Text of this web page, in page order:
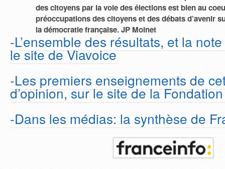
des citoyens par la voie des élections est bien au
préoccupations des citoyens et des débats d’avenir
la démocratie française. JP Moinet
-L’ensemble des résultats, et la
le site de Viavoice
-Les premiers enseignements de
d’opinion, sur le site de la
-Dans les médias: la synthèse de